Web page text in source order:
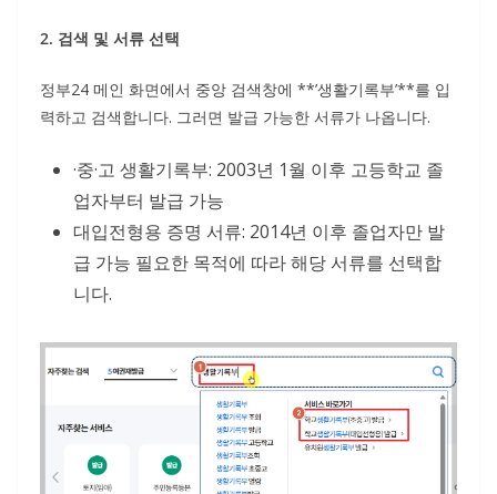
2. 검색 및 서류 선택
정부24 메인 화면에서 중앙 검색창에 **’생활기록부’**를 입
력하고 검색합니다. 그러면 발급 가능한 서류가 나옵니다.
·중·고 생활기록부: 2003년 1월 이후 고등학교 졸
업자부터 발급 가능
대입전형용 증명 서류: 2014년 이후 졸업자만 발
급 가능 필요한 목적에 따라 해당 서류를 선택합
니다.